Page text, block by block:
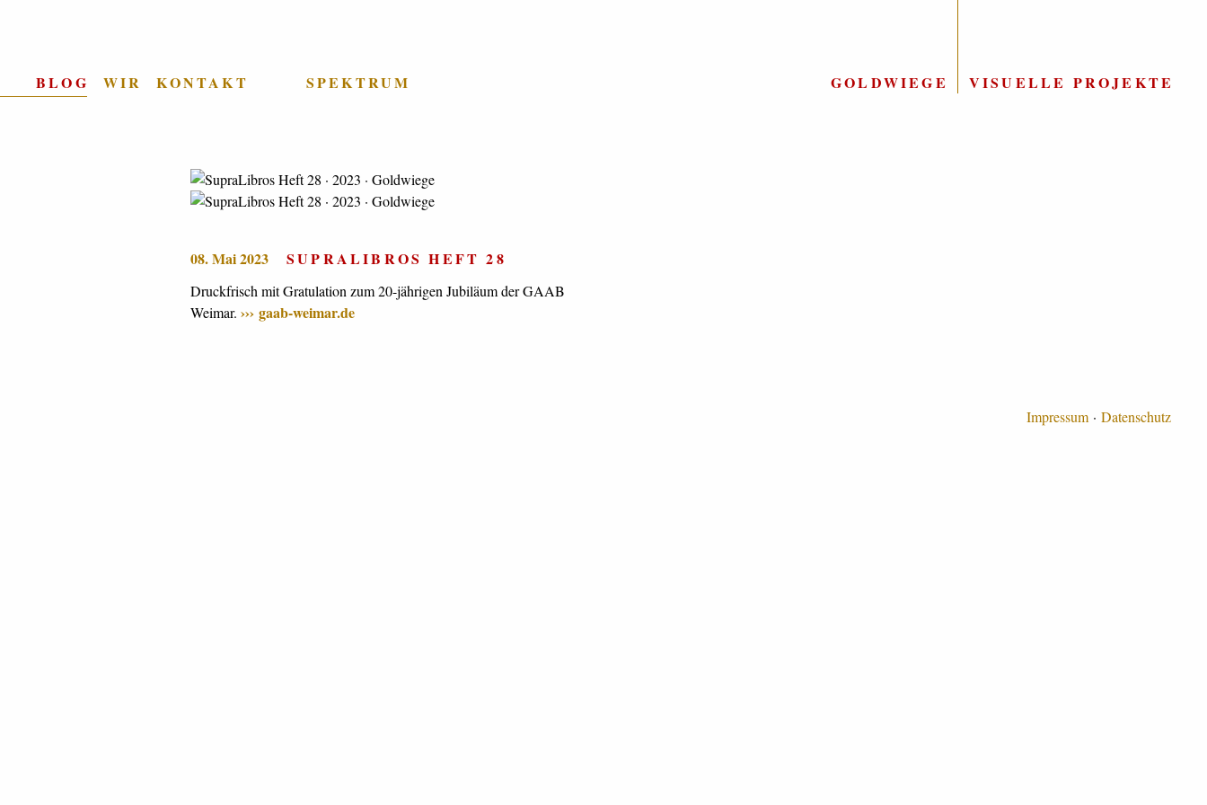
GOLDWIEGE VISUELLE PROJEKTE
BLOG WIR KONTAKT SPEKTRUM
08. Mai 2023 SUPRALIBROS HEFT 28
Druckfrisch mit Gratulation zum 20-jährigen Jubiläum der GAAB
Weimar.
gaab-weimar.de
Impressum Datenschutz